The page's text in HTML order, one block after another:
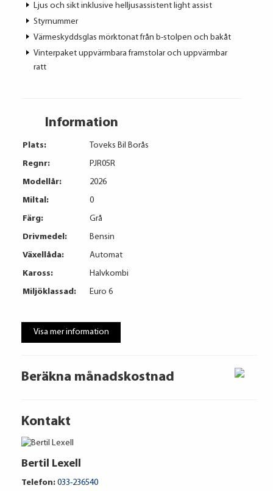
Ljus och sikt inklusive helljusassistent light assist
Styrnummer
Värmeskyddsglas mörktonat från b-stolpen och bakåt
Vinterpaket uppvärmbara framstolar och uppvärmbar
ratt
Beräkna månadskostnad
Information
Plats:
Toveks Bil Borås
Regnr:
PJR05R
Modellår:
2026
Miltal:
0
Färg:
Grå
Drivmedel:
Bensin
Växellåda:
Automat
Kaross:
Halvkombi
Miljöklassad:
Euro 6
Visa mer information
Kontakt
Bertil Lexell
Telefon: 033-236540